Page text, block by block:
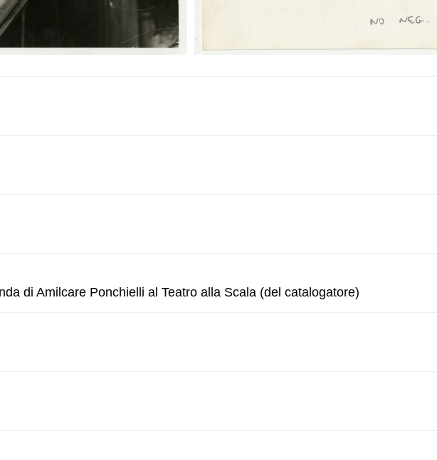
di Amilcare Ponchielli al Teatro alla Scala (del catalogatore)